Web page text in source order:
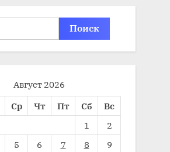
Август 2026
Ср Чт Пт Сб
Вс
1
2
5 6 7 8
9